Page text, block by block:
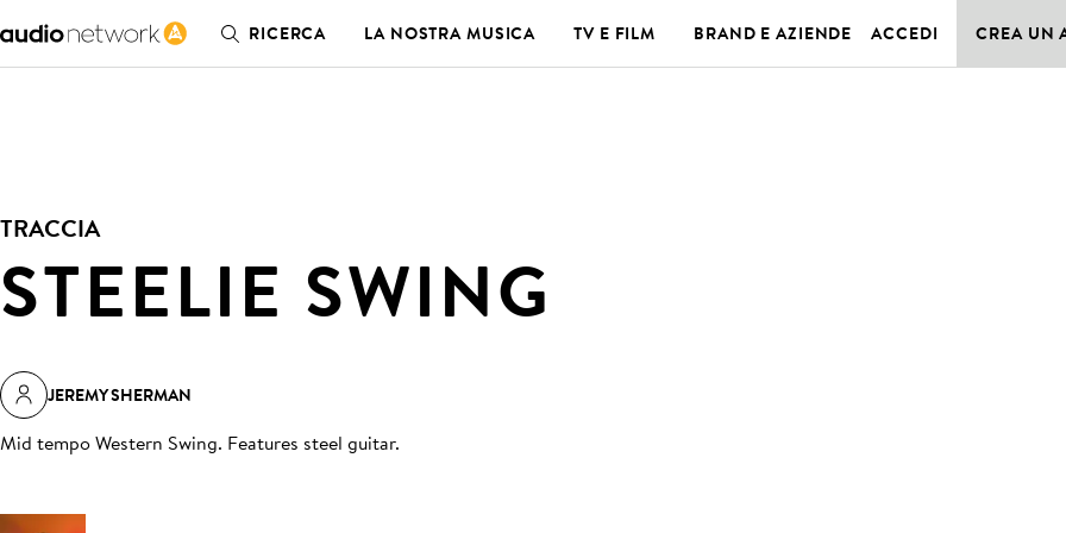
RICERCA LA NOSTRA MUSICA TV E FILM BRAND E AZIENDE ACCEDI CREA UN
TRACCIA
STEELIE SWING
JEREMY SHERMAN
Mid tempo Western Swing. Features steel guitar.